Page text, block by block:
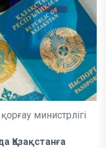
министрлігі
Қазақстанға